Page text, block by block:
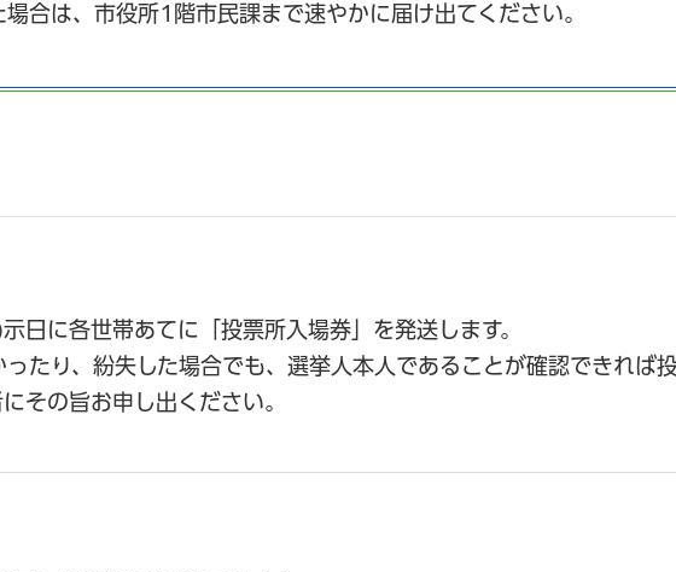
合は、市役所1階市民課まで速やかに届け出てください。
日に各世帯あてに「投票所入場券」を発送します。
たり、紛失した場合でも、選挙人本人であることが確認できれば
その旨お申し出ください。